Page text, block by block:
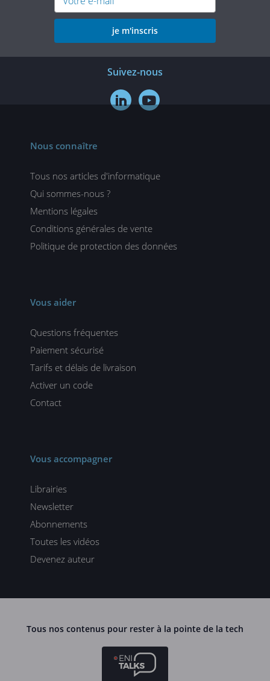
je m'inscris
Suivez-nous
 
Nous connaître
Tous nos articles d'informatique
Qui sommes-nous ?
Mentions légales
Conditions générales de vente
Politique de protection des données
Vous aider
Questions fréquentes
Paiement sécurisé
Tarifs et délais de livraison
Activer un code
Contact
Vous accompagner
Librairies
Newsletter
Abonnements
Toutes les vidéos
Devenez auteur
Tous nos contenus pour rester à la pointe de la tech